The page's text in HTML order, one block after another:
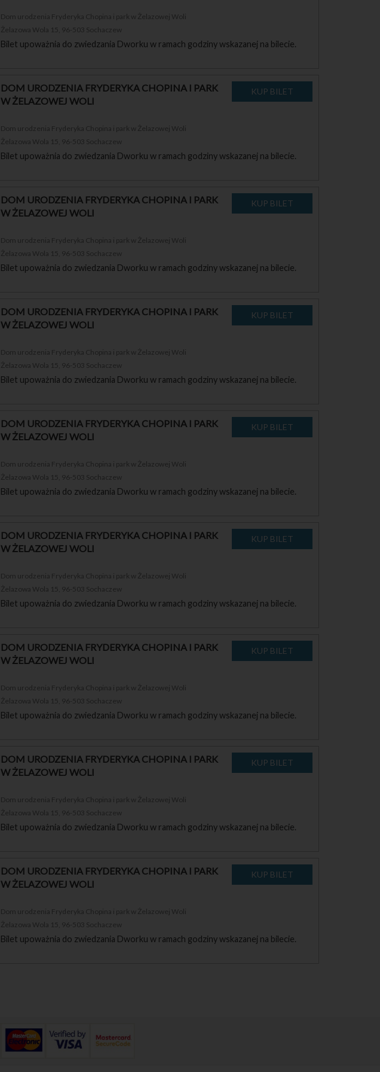
Dom urodzenia Fryderyka Chopina i park w Żelazowej Woli
Żelazowa Wola 15, 96-503 Sochaczew
Bilet upoważnia do zwiedzania Dworku w ramach godziny wskazanej na bilecie.
DOM URODZENIA FRYDERYKA CHOPINA I PARK
W ŻELAZOWEJ WOLI
Dom urodzenia Fryderyka Chopina i park w Żelazowej Woli
Żelazowa Wola 15, 96-503 Sochaczew
Bilet upoważnia do zwiedzania Dworku w ramach godziny wskazanej na bilecie.
DOM URODZENIA FRYDERYKA CHOPINA I PARK
W ŻELAZOWEJ WOLI
Dom urodzenia Fryderyka Chopina i park w Żelazowej Woli
Żelazowa Wola 15, 96-503 Sochaczew
Bilet upoważnia do zwiedzania Dworku w ramach godziny wskazanej na bilecie.
DOM URODZENIA FRYDERYKA CHOPINA I PARK
W ŻELAZOWEJ WOLI
Dom urodzenia Fryderyka Chopina i park w Żelazowej Woli
Żelazowa Wola 15, 96-503 Sochaczew
Bilet upoważnia do zwiedzania Dworku w ramach godziny wskazanej na bilecie.
DOM URODZENIA FRYDERYKA CHOPINA I PARK
W ŻELAZOWEJ WOLI
Dom urodzenia Fryderyka Chopina i park w Żelazowej Woli
Żelazowa Wola 15, 96-503 Sochaczew
Bilet upoważnia do zwiedzania Dworku w ramach godziny wskazanej na bilecie.
DOM URODZENIA FRYDERYKA CHOPINA I PARK
W ŻELAZOWEJ WOLI
Dom urodzenia Fryderyka Chopina i park w Żelazowej Woli
Żelazowa Wola 15, 96-503 Sochaczew
Bilet upoważnia do zwiedzania Dworku w ramach godziny wskazanej na bilecie.
DOM URODZENIA FRYDERYKA CHOPINA I PARK
W ŻELAZOWEJ WOLI
Dom urodzenia Fryderyka Chopina i park w Żelazowej Woli
Żelazowa Wola 15, 96-503 Sochaczew
Bilet upoważnia do zwiedzania Dworku w ramach godziny wskazanej na bilecie.
DOM URODZENIA FRYDERYKA CHOPINA I PARK
W ŻELAZOWEJ WOLI
Dom urodzenia Fryderyka Chopina i park w Żelazowej Woli
Żelazowa Wola 15, 96-503 Sochaczew
Bilet upoważnia do zwiedzania Dworku w ramach godziny wskazanej na bilecie.
DOM URODZENIA FRYDERYKA CHOPINA I PARK
W ŻELAZOWEJ WOLI
Dom urodzenia Fryderyka Chopina i park w Żelazowej Woli
Żelazowa Wola 15, 96-503 Sochaczew
Bilet upoważnia do zwiedzania Dworku w ramach godziny wskazanej na bilecie.